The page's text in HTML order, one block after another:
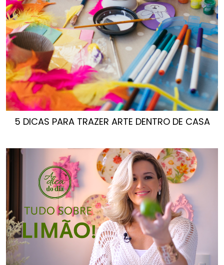
5 DICAS PARA TRAZER ARTE DENTRO DE CASA